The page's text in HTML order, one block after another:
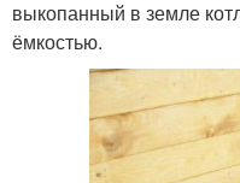
выкопанный в земле
ёмкостью.